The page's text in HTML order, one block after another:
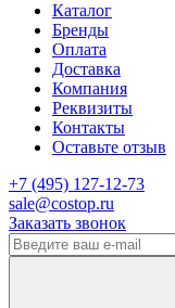
Каталог
Бренды
Оплата
Доставка
Компания
Реквизиты
Контакты
Оставьте отзыв
‎+7 (495) 127-12-73
sale@costop.ru
Заказать звонок